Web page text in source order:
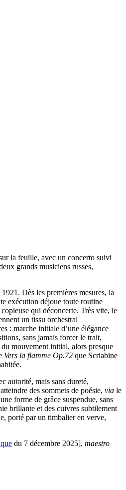
la feuille, avec un concerto suivi
grands musiciens russes,
Dès les premières mesures, la
exécution déjoue toute routine
qui déconcerte. Très vite, le
un tissu orchestral
: marche initiale d’une élégance
sans jamais forcer le trait,
mouvement initial, alors presque
Vers la flamme Op.72 que Scriabine
autorité, mais sans dureté,
des sommets de poésie, via le
forme de grâce suspendue, sans
brillante et des cuivres subtilement
porté par un timbalier en verve,
du 7 décembre 2025], maestro